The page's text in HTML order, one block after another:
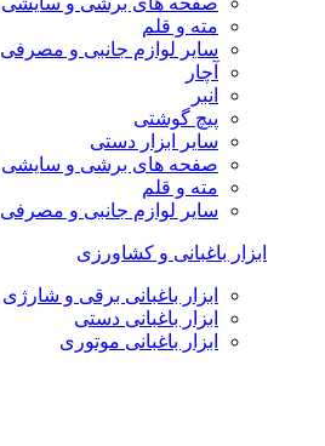
مته و قلم
سایر لوازم جانبی و مصرفی
آچار
انبر
پیچ گوشتی
سایر ابزار دستی
صفحه های برشی و سایشی
مته و قلم
سایر لوازم جانبی و مصرفی
ابزار باغبانی و کشاورزی
ابزار باغبانی برقی و شارژی
ابزار باغبانی دستی
ابزار باغبانی موتوری